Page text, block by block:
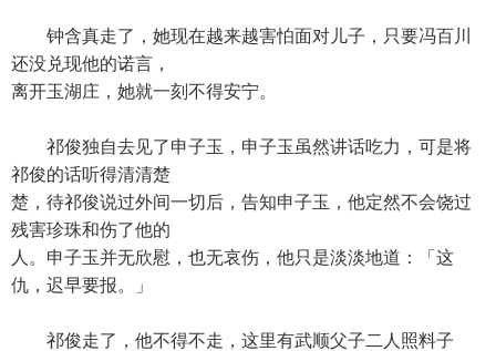
钟含真走了，她现在越来越害怕面对儿子，只要冯百川
还没兑现他的诺言，
离开玉湖庄，她就一刻不得安宁。
祁俊独自去见了申子玉，申子玉虽然讲话吃力，可是将
祁俊的话听得清清楚
楚，待祁俊说过外间一切后，告知申子玉，他定然不会饶过
残害珍珠和伤了他的
人。申子玉并无欣慰，也无哀伤，他只是淡淡地道：「这
仇，迟早要报。」
祁俊走了，他不得不走，这里有武顺父子二人照料子